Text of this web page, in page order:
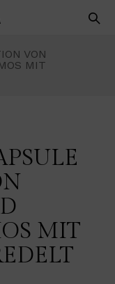
VON
MIT
MIT